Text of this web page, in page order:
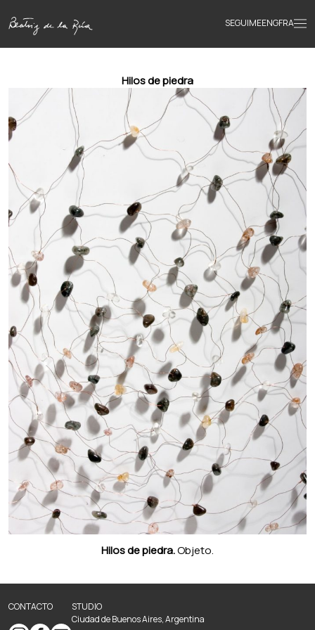
SEGUIMEENGFRA
Inicio
Obras
Textos
Biografía
Libros
Novedades
Hilos de piedra
Hilos de piedra.Objeto.
CONTACTO
STUDIO
Ciudad de Buenos Aires, Argentina